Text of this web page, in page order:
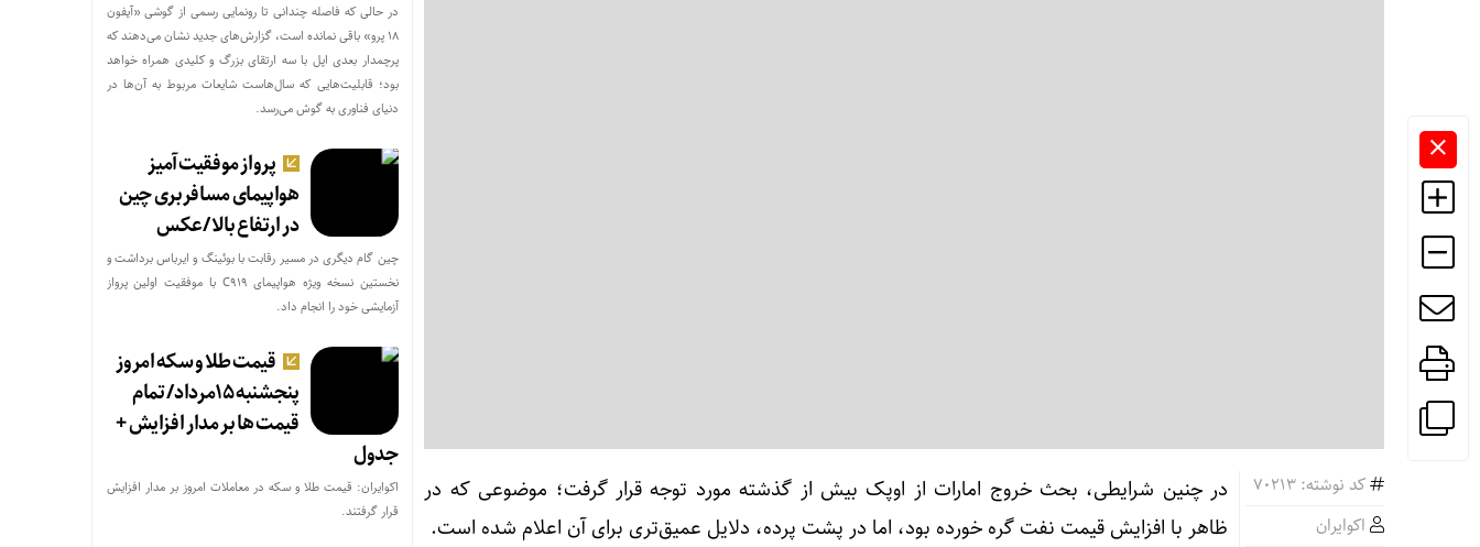
کد نوشته: 70213
اکوایران
در چنین شرایطی، بحث خروج امارات از اوپک بیش از گذشته مورد توجه قرار گرفت؛ موضوعی که در
ظاهر با افزایش قیمت نفت گره خورده بود، اما در پشت پرده، دلایل عمیق‌تری برای آن اعلام شده است.
در حالی که فاصله چندانی تا رونمایی رسمی از گوشی «آیفون
۱۸ پرو» باقی نمانده است، گزارش‌های جدید نشان می‌دهند که
پرچمدار بعدی اپل با سه ارتقای بزرگ و کلیدی همراه خواهد
بود؛ قابلیت‌هایی که سال‌هاست شایعات مربوط به آن‌ها در
دنیای فناوری به گوش می‌رسد.
پرواز موفقیت‌آمیز
هواپیمای مسافربری چین
در ارتفاع بالا /عکس
چین گام دیگری در مسیر رقابت با بوئینگ و ایرباس برداشت و
نخستین نسخه ویژه هواپیمای C۹۱۹ با موفقیت اولین پرواز
آزمایشی خود را انجام داد.
قیمت طلا و سکه امروز
پنجشنبه ۱۵مرداد/ تمام
قیمت ها بر مدار افزایش +
جدول
اکوایران: قیمت طلا و سکه در معاملات امروز بر مدار افزایش
قرار گرفتند.